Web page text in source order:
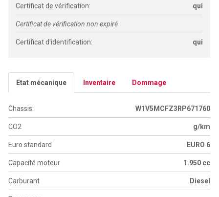
Certificat de vérification: qui
Certificat de vérification non expiré
Certificat d'identification: qui
Etat mécanique Inventaire Dommage
Chassis: W1V5MCFZ3RP671760
CO2 g/km
Euro standard EURO 6
Capacité moteur 1.950 cc
Carburant Diesel